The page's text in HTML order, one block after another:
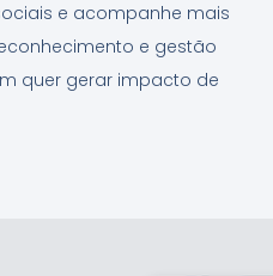
e acompanhe mais
e gestão
quer gerar impacto de